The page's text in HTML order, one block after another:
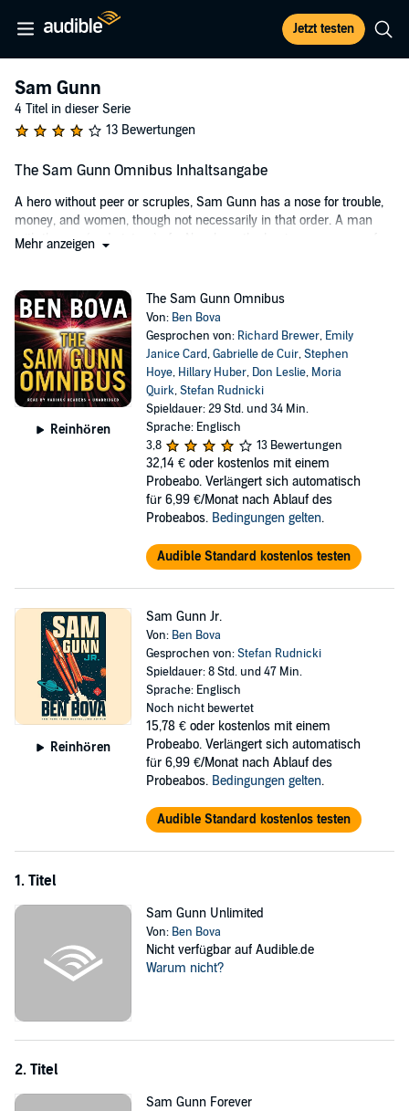
Jetzt testen
Sam Gunn
4 Titel in dieser Serie
13 Bewertungen
The Sam Gunn Omnibus Inhaltsangabe
A hero without peer or scruples, Sam Gunn has a nose for trouble,
money, and women, though not necessarily in that order. A man
with the ego (and stature) of a Napoleon, the business acumen of a
money, more than women, Sam Gunn loves justice—and he really
does love money and women.
Whether he’s suing the Pope, helping twin sisters entangled in the
virtual sex trade, or on trial for his life on charges of interplanetary
genocide, you can be sure of one thing: this is one space jockey
who’ll meet every challenge with a smile on his lips, an ace up his
sleeve, and a weapon in his pocket.
Now, for the first time in one volume, Hugo-winner Ben Bova
presents all the tales of Sam Gunn to date, including three never-
before collected in book form. Here is the entire chronicle of Sam
Gunn, trailblazer and scoundrel, as he scams his way from one end
of the solar system to the other, giving bold new meaning to the
©2007 Ben Bova (P)2007 Blackstone Audio, Inc.
Mehr anzeigen
Reinhören
The Sam Gunn Omnibus
Von: Ben Bova
Gesprochen von: Richard Brewer, Emily
Janice Card,Gabrielle de Cuir,Stephen
Hoye, Hillary Huber, Don Leslie, Moria
Quirk,Stefan Rudnicki
Spieldauer: 29 Std. und 34 Min.
Sprache: Englisch
3,8
13 Bewertungen
32,14 € oder kostenlos mit einem
Probeabo. Verlängert sich automatisch
für 6,99 €/Monat nach Ablauf des
Probeabos. Bedingungen gelten.
Audible Standard kostenlos testen
Reinhören
Sam Gunn Jr.
Von: Ben Bova
Gesprochen von:Stefan Rudnicki
Spieldauer: 8 Std. und 47 Min.
Sprache: Englisch
Noch nicht bewertet
15,78 € oder kostenlos mit einem
Probeabo. Verlängert sich automatisch
für 6,99 €/Monat nach Ablauf des
Probeabos. Bedingungen gelten.
Audible Standard kostenlos testen
1. Titel
Sam Gunn Unlimited
Von: Ben Bova
Nicht verfügbar auf Audible.de
Warum nicht?
2. Titel
Sam Gunn Forever